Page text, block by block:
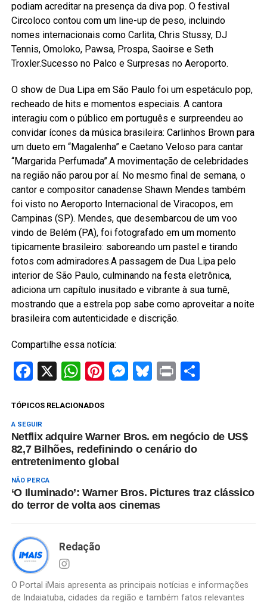
podiam acreditar na presença da diva pop. O festival
Circoloco contou com um line-up de peso, incluindo
nomes internacionais como Carlita, Chris Stussy, DJ
Tennis, Omoloko, Pawsa, Prospa, Saoirse e Seth
Troxler.Sucesso no Palco e Surpresas no Aeroporto.
O show de Dua Lipa em São Paulo foi um espetáculo pop,
recheado de hits e momentos especiais. A cantora
interagiu com o público em português e surpreendeu ao
convidar ícones da música brasileira: Carlinhos Brown para
um dueto em “Magalenha” e Caetano Veloso para cantar
“Margarida Perfumada”.A movimentação de celebridades
na região não parou por aí. No mesmo final de semana, o
cantor e compositor canadense Shawn Mendes também
foi visto no Aeroporto Internacional de Viracopos, em
Campinas (SP). Mendes, que desembarcou de um voo
vindo de Belém (PA), foi fotografado em um momento
tipicamente brasileiro: saboreando um pastel e tirando
fotos com admiradores.A passagem de Dua Lipa pelo
interior de São Paulo, culminando na festa eletrônica,
adiciona um capítulo inusitado e vibrante à sua turnê,
mostrando que a estrela pop sabe como aproveitar a noite
brasileira com autenticidade e discrição.
Compartilhe essa notícia:
Facebook
X WhatsApp
Pinterest
Messenger
Bluesky
Print
TÓPICOS RELACIONADOS
A SEGUIR
Netflix adquire Warner Bros. em negócio de US$
82,7 Bilhões, redefinindo o cenário do
entretenimento global
NÃO PERCA
‘O Iluminado’: Warner Bros. Pictures traz clássico
do terror de volta aos cinemas
Redação
O Portal iMais apresenta as principais notícias e informações
de Indaiatuba, cidades da região e também fatos relevantes